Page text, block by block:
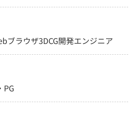
ブラウザ3DCG開発エンジニア
PG